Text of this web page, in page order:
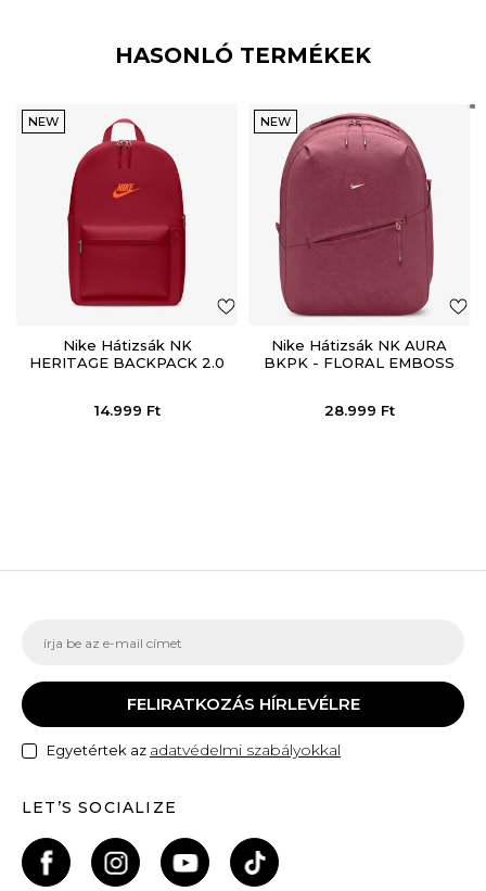
HASONLÓ TERMÉKEK
NEW
Nike Hátizsák NK
HERITAGE BACKPACK 2.0
14.999 Ft
NEW
Nike Hátizsák NK AURA
BKPK - FLORAL EMBOSS
28.999 Ft
FELIRATKOZÁS HÍRLEVÉLRE
Egyetértek az adatvédelmi szabályokkal
LET’S SOCIALIZE